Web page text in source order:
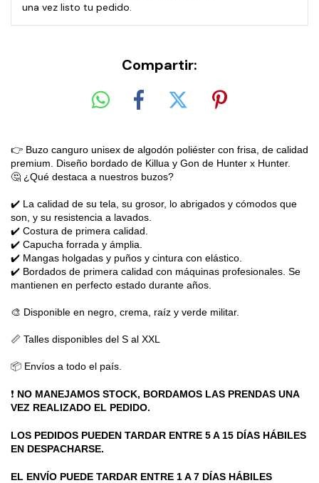
una vez listo tu pedido.
Compartir:
👉 Buzo canguro unisex de algodón poliéster con frisa, de calidad
premium. Diseño bordado de Killua y Gon de Hunter x Hunter.
🤔 ¿Qué destaca a nuestros buzos?
✔️ La calidad de su tela, su grosor, lo abrigados y cómodos que
son, y su resistencia a lavados.
✔️ Costura de primera calidad.
✔️ Capucha forrada y ámplia.
✔️ Mangas holgadas y puños y cintura con elástico.
✔️ Bordados de primera calidad con máquinas profesionales. Se
mantienen en perfecto estado durante años.
🎨 Disponible en negro, crema, raíz y verde militar.
📏 Talles disponibles del S al XXL
📦 Envíos a todo el país.
❗ NO MANEJAMOS STOCK, BORDAMOS LAS PRENDAS UNA
VEZ REALIZADO EL PEDIDO.
LOS PEDIDOS PUEDEN TARDAR ENTRE 5 A 15 DÍAS HÁBILES
EN DESPACHARSE.
EL ENVÍO PUEDE TARDAR ENTRE 1 A 7 DÍAS HÁBILES